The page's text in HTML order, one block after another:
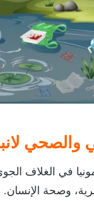
والصحي
في الغلاف
وصحة الإنسان.